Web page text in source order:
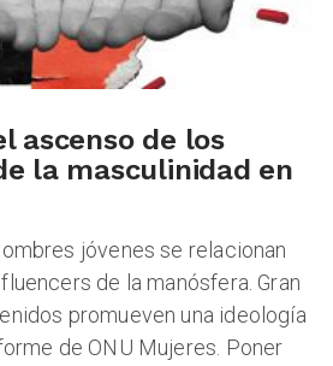
ascenso de los
la masculinidad en
jóvenes se relacionan
de la manósfera. Gran
promueven una ideología
de ONU Mujeres. Poner